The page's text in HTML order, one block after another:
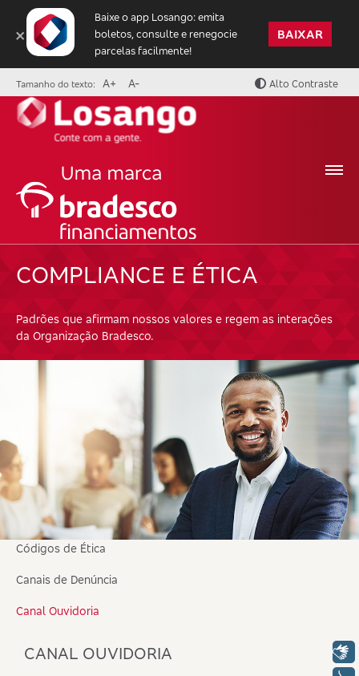
×
Baixe o app Losango: emita
boletos, consulte e renegocie
parcelas facilmente!
BAIXAR
Tamanho do texto: A+ A- Alto Contraste
COMPLIANCE E ÉTICA
Padrões que afirmam nossos valores e regem as interações
da Organização Bradesco.
Códigos de Ética
Canais de Denúncia
Canal Ouvidoria
CANAL OUVIDORIA